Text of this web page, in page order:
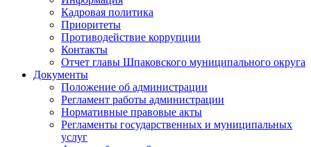
Кадровая политика
Приоритеты
Противодействие коррупции
Контакты
Отчет главы Шпаковского муниципального округа
Документы
Положение об администрации
Регламент работы администрации
Нормативные правовые акты
Регламенты государственных и муниципальных
услуг